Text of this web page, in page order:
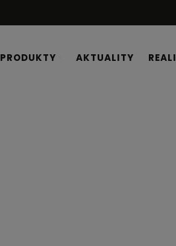
PRODUKTY AKTUALITY